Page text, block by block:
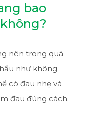
bao
nên trong quá
như không
có đau nhẹ và
đau đúng cách.